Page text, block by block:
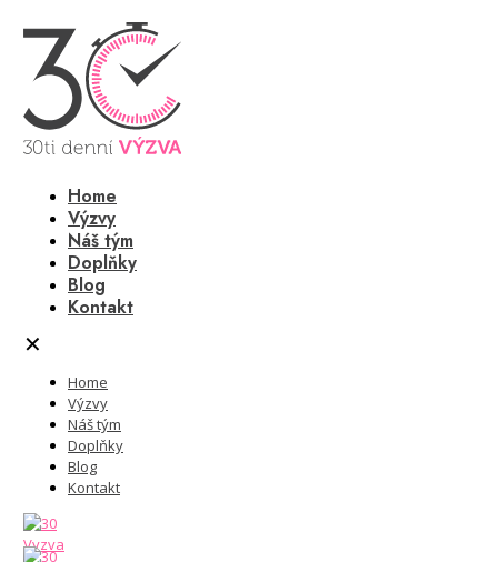
Home
Výzvy
Náš tým
Doplňky
Blog
Kontakt
✕
Home
Výzvy
Náš tým
Doplňky
Blog
Kontakt